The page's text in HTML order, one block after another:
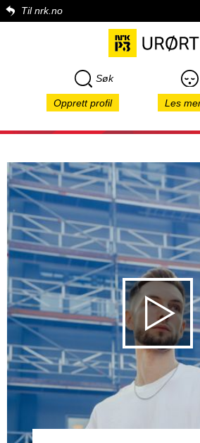
Til nrk.no
Søk
Opprett profil Les